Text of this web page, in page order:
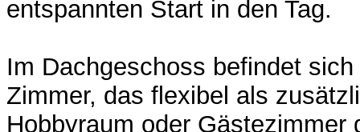
entspannten Start in den Tag.
Im Dachgeschoss befindet
Zimmer, das flexibel als
Hobbyraum oder Gästezimmer